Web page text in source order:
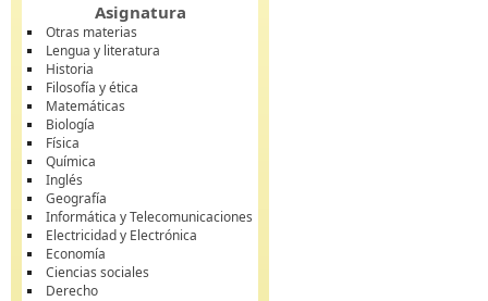
Asignatura
Otras materias
Lengua y literatura
Historia
Filosofía y ética
Matemáticas
Biología
Física
Química
Inglés
Geografía
Informática y Telecomunicaciones
Electricidad y Electrónica
Economía
Ciencias sociales
Derecho